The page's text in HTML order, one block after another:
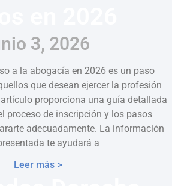
3, 2026
a la abogacía en 2026 es un paso
que desean ejercer la profesión
proporciona una guía detallada
proceso de inscripción y los pasos
adecuadamente. La información
te ayudará a
Leer más >